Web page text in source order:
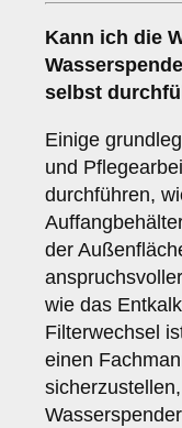
Kann ich die
selbst
Einige
und
durchführen,
der
wie das
Filterwechsel
einen